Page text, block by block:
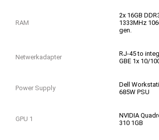
RAM
2x 16GB
1333MHz
gen.
Netwerkadapter
RJ-45 to
GBE 1x 10/
Power Supply
Dell
685W PSU
GPU 1
NVIDIA
310 1GB